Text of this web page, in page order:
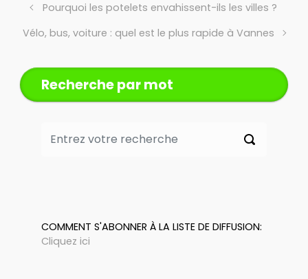
Pourquoi les potelets envahissent-ils les villes ?
Vélo, bus, voiture : quel est le plus rapide à Vannes
Recherche par mot
COMMENT S'ABONNER À LA LISTE DE DIFFUSION:
Cliquez ici